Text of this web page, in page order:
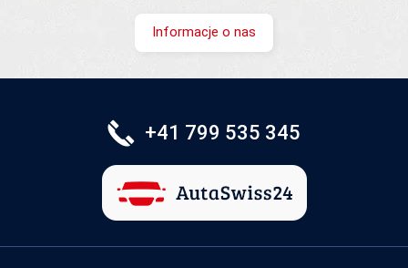
Informacje o nas
+41 799 535 345